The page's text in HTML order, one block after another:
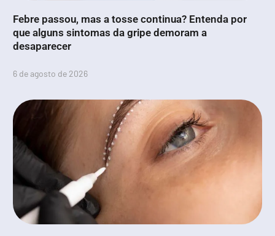
Febre passou, mas a tosse continua? Entenda por
que alguns sintomas da gripe demoram a
desaparecer
6 de agosto de 2026